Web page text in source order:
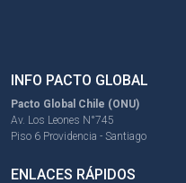
INFO PACTO GLOBAL
Pacto Global Chile (ONU)
Av. Los Leones N°745
Piso 6 Providencia - Santiago
ENLACES RÁPIDOS